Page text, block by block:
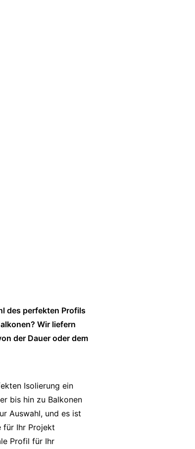
des perfekten Profils
Wir liefern
der Dauer oder dem
Isolierung ein
bis hin zu Balkonen
Auswahl, und es ist
für Ihr Projekt
Profil für Ihr